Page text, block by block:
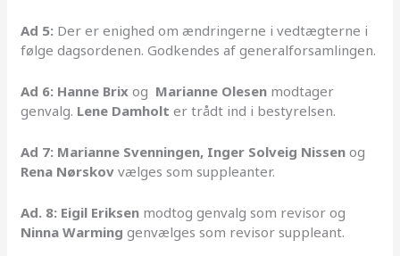
Ad 5: Der er enighed om ændringerne i vedtægterne i
følge dagsordenen. Godkendes af generalforsamlingen.
Ad 6: Hanne Brixog Marianne Olesen modtager
genvalg. Lene Damholter trådt ind i bestyrelsen.
Ad 7: Marianne Svenningen, Inger Solveig Nissenog
Rena Nørskov vælges som suppleanter.
Ad. 8: Eigil Eriksen modtog genvalg som revisor og
Ninna Warminggenvælges som revisor suppleant.